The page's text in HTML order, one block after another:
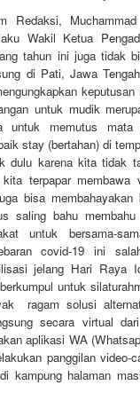
Redaksi,
Wakil Ketua
tahun ini juga tidak
di Pati, Jawa
keputusan
untuk mudik
untuk memutus mata
stay (bertahan) di
dulu karena kita tidak
terpapar membawa
bisa membahayakan
saling bahu membahu
untuk bersama-
covid-19 ini
jelang Hari Raya
untuk
ragam solusi
secara virtual
aplikasi WA
panggilan video-
kampung halaman